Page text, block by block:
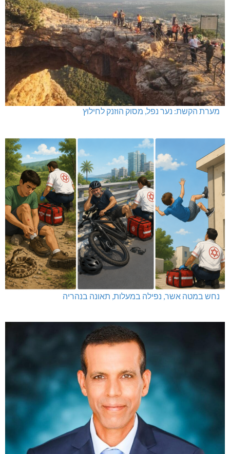
מערת הקשת: נער נפל, מסוק הוזנק לחילוץ
נחש במטה אשר, נפילה במעלות, תאונה בנהריה